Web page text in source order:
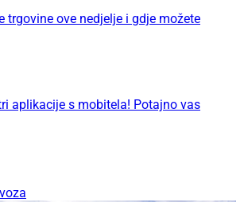
trgovine ove nedjelje i gdje možete
aplikacije s mobitela! Potajno vas